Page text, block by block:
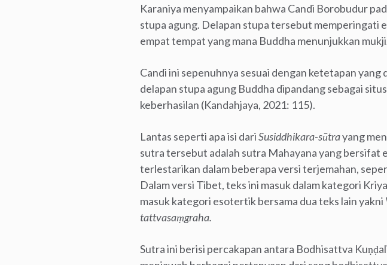
Karaniya menyampaikan bahwa Candi Borobudur
stupa agung. Delapan stupa tersebut memperingati
empat tempat yang mana Buddha menunjukkan
Candi ini sepenuhnya sesuai dengan ketetapan yang
delapan stupa agung Buddha dipandang sebagai
keberhasilan (Kandahjaya, 2021: 115).
Lantas seperti apa isi dariSusiddhikara-sūtrayang
sutra tersebut adalah sutra Mahayana yang bersifat
terlestarikan dalam beberapa versi terjemahan,
Dalam versi Tibet, teks ini masuk dalam kategori
masuk kategori esotertik bersama dua teks lain yakni
tattvasaṃgraha.
Sutra ini berisi percakapan antara Bodhisattva